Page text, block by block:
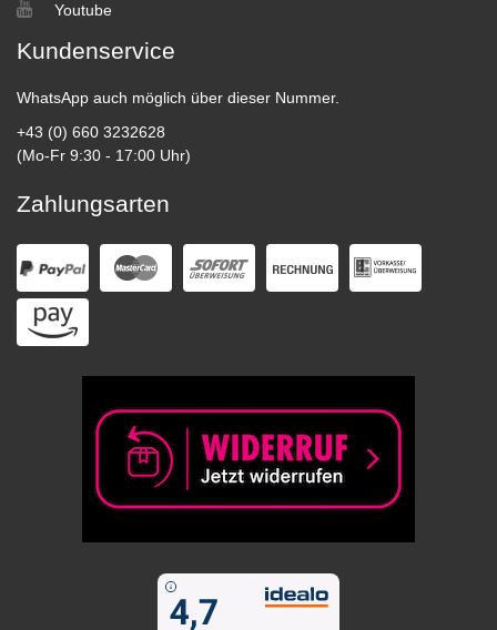
Youtube
Kundenservice
WhatsApp auch möglich über dieser Nummer.
+43 (0) 660 3232628
(Mo-Fr 9:30 - 17:00 Uhr)
Zahlungsarten